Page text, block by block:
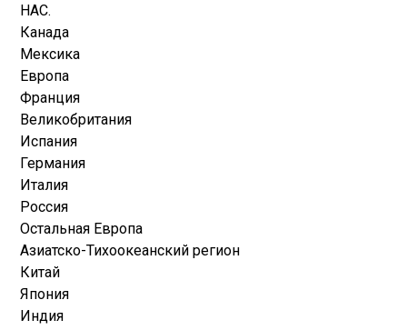
НАС.
Канада
Мексика
Европа
Франция
Великобритания
Испания
Германия
Италия
Россия
Остальная Европа
Азиатско-Тихоокеанский регион
Китай
Япония
Индия